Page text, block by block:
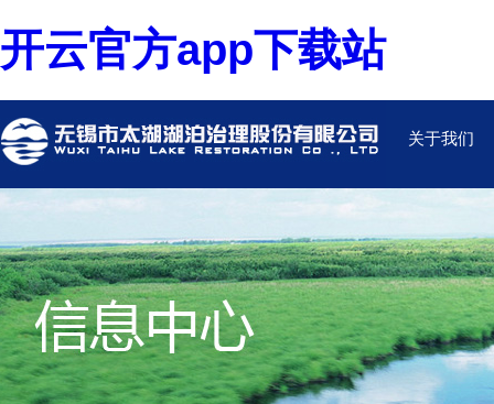
开云官方app下载站
关于我们